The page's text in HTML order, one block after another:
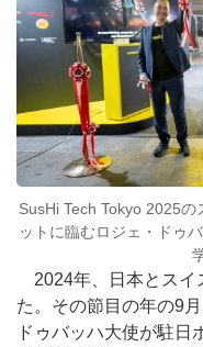
SusHi Tech Tokyo 2025
ットに臨むロジェ・ドゥ
2024年、日本とスイ
た。その節目の年の9
ドゥバッハ大使が駐日